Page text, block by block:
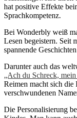
hat positive Effekte
Sprachkompetenz.
Bei Wonderbly weiß
Lesen begeistern. Seit
spannende
Darunter auch das
„Ach du Schreck,
Reimen macht sich die
verschwundenen
Die Personalisierung